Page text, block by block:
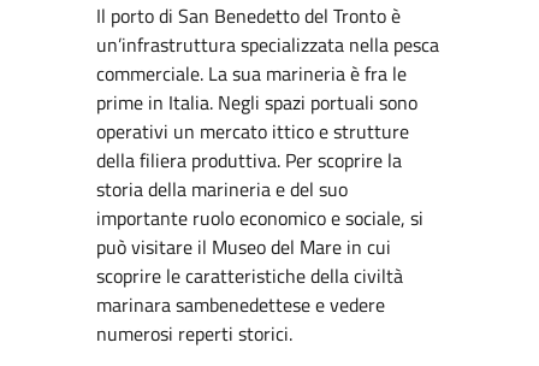
Il porto di San Benedetto del Tronto è
un’infrastruttura specializzata nella pesca
commerciale. La sua marineria è fra le
prime in Italia. Negli spazi portuali sono
operativi un mercato ittico e strutture
della filiera produttiva. Per scoprire la
storia della marineria e del suo
importante ruolo economico e sociale, si
può visitare il Museo del Mare in cui
scoprire le caratteristiche della civiltà
marinara sambenedettese e vedere
numerosi reperti storici.